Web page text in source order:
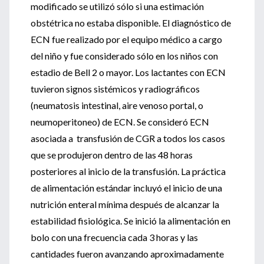
modificado se utilizó sólo si una estimación
obstétrica no estaba disponible. El diagnóstico de
ECN fue realizado por el equipo médico a cargo
del niño y fue considerado sólo en los niños con
estadio de Bell 2 o mayor. Los lactantes con ECN
tuvieron signos sistémicos y radiográficos
(neumatosis intestinal, aire venoso portal, o
neumoperitoneo) de ECN. Se consideró ECN
asociada a transfusión de CGR a todos los casos
que se produjeron dentro de las 48 horas
posteriores al inicio de la transfusión. La práctica
de alimentación estándar incluyó el inicio de una
nutrición enteral mínima después de alcanzar la
estabilidad fisiológica. Se inició la alimentación en
bolo con una frecuencia cada 3 horas y las
cantidades fueron avanzando aproximadamente